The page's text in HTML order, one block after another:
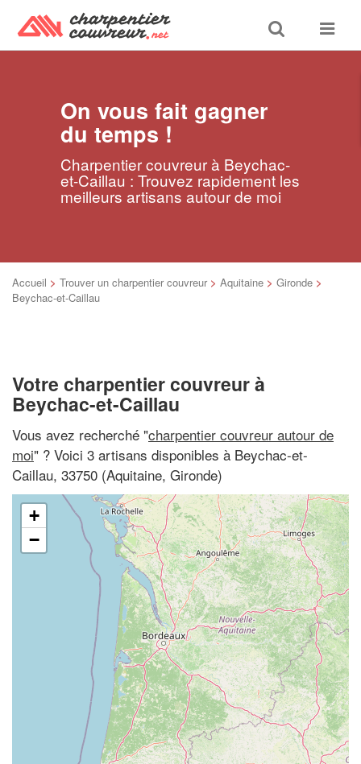
Toggle
search
Toggle
On vous fait gagner
du temps !
Charpentier couvreur à Beychac-
et-Caillau : Trouvez rapidement les
meilleurs artisans autour de moi
Accueil > Trouver un charpentier couvreur > Aquitaine > Gironde >
Beychac-et-Caillau
Votre charpentier couvreur à
Beychac-et-Caillau
Vous avez recherché "charpentier couvreur autour de
moi" ? Voici 3 artisans disponibles à Beychac-et-
Caillau, 33750 (Aquitaine, Gironde)
+
−